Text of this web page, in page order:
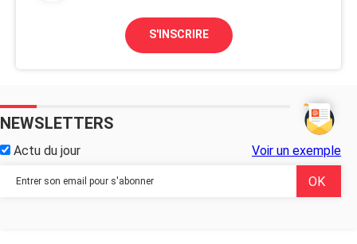
S'INSCRIRE
NEWSLETTERS
Actu du jour Voir un exemple